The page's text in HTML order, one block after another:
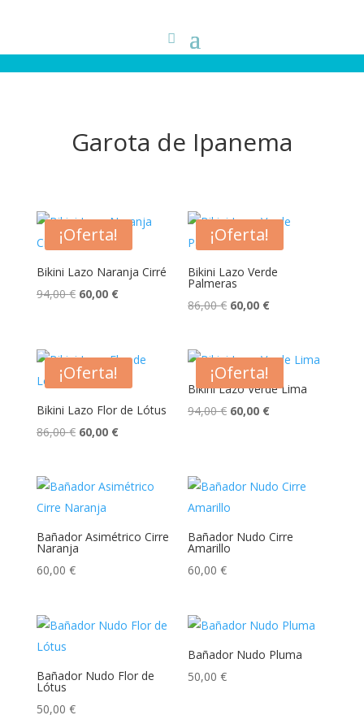
Garota de Ipanema
¡Oferta!
Bikini Lazo Naranja Cirré
94,00€ El
era:
94,00 €.
60,00 €El
es:
¡Oferta!
Bikini Lazo Verde
Palmeras
86,00€ El
era:
86,00 €.
60,00 €El
60,00 €.
¡Oferta!
Bikini Lazo Flor de Lótus
86,00€ El
era:
86,00 €.
60,00 €El
es:
¡Oferta!
Bikini Lazo Verde Lima
94,00€ El
94,00 €.
60,00 €El
60,00 €.
Bañador Asimétrico Cirre
Naranja
60,00 €
Bañador Nudo Cirre
Amarillo
60,00€
Bañador Nudo Flor de
Lótus
50,00 €
Bañador Nudo Pluma
50,00€